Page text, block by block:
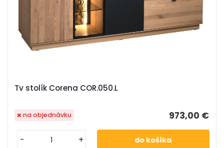
Tv stolík Corena COR.050.L
973,00 €
na objednávku
- +